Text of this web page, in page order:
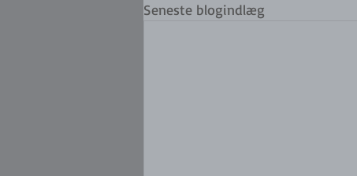
Seneste blogindlæg